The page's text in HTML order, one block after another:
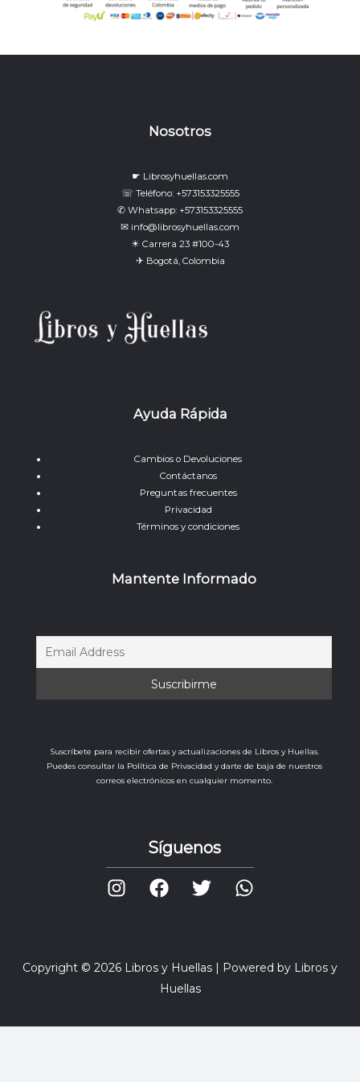
Nosotros
☛ Librosyhuellas.com
☏ Teléfono: +573153325555
✆ Whatsapp: +573153325555
✉ info@librosyhuellas.com
☀ Carrera 23 #100-43
✈ Bogotá, Colombia
Ayuda Rápida
Cambios o Devoluciones
Contáctanos
Preguntas frecuentes
Privacidad
Términos y condiciones
Mantente Informado
Suscríbete para recibir ofertas y actualizaciones de Libros y Huellas.
Puedes consultar la Política de Privacidad y darte de baja de nuestros
correos electrónicos en cualquier momento.
Síguenos
Copyright © 2026 Libros y Huellas | Powered by Libros y
Huellas